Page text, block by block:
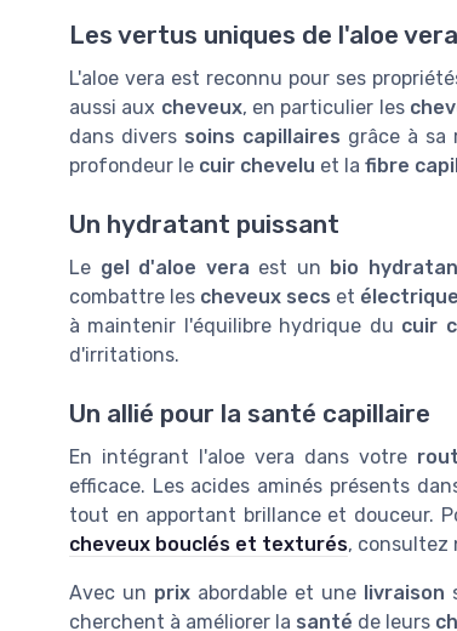
Les vertus uniques de l'aloe vera
L'aloe vera est reconnu pour ses
aussi aux cheveux, en particulier les
dans divers soins capillaires grâce à sa
profondeur le cuir chevelu et la fibre
Un hydratant puissant
Le gel d'aloe vera est un bio
combattre les cheveux secs et
à maintenir l'équilibre hydrique du cuir
d'irritations.
Un allié pour la santé capillaire
En intégrant l'aloe vera dans votre
efficace. Les acides aminés présents
tout en apportant brillance et douceur.
cheveux bouclés et texturés, consultez
Avec un prix abordable et une livraison
cherchent à améliorer la santé de leurs